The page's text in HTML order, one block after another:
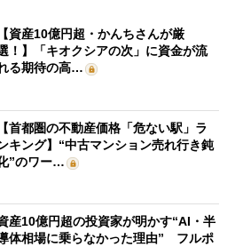
【資産10億円超・かんちさんが厳
！】「キオクシアの次」に資金が流
る期待の高…
【首都圏の不動産価格「危ない駅」ラ
キング】“中古マンション売れ行き鈍
”のワー…
産10億円超の投資家が明かす“AI・半
体相場に乗らなかった理由” フルポ